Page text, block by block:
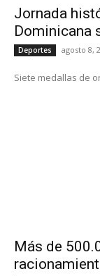
Jornada
Dominicana
Deportes agosto 8,
Siete medallas de
Más de